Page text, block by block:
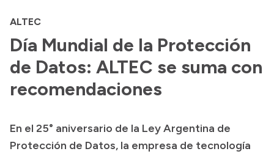
Referentes de prensa
Archivo de noticias
Transparencia
Presupuesto
Boletín Oficial
ALTEC
Día Mundial de la Protección
de Datos: ALTEC se suma con
recomendaciones
En el 25° aniversario de la Ley Argentina de
Protección de Datos, la empresa de tecnología